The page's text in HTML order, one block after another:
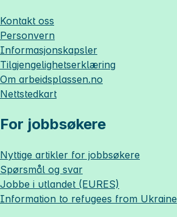
Kontakt oss
Personvern
Informasjonskapsler
Tilgjengelighetserklæring
Om arbeidsplassen.no
Nettstedkart
For jobbsøkere
Nyttige artikler for jobbsøkere
Spørsmål og svar
Jobbe i utlandet (EURES)
Information to refugees from Ukraine